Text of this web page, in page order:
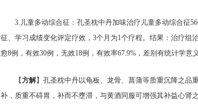
3.儿童多动综合征：孔圣枕中丹加味治疗儿童多动综合征
征、学习成绩变化评定疗效，3个月为1个疗程。结果：治疗组
愈8例，有效30例，无效18例，有效率67.9%，差别有统计学意
【方解】孔圣枕中丹以龟板、龙骨、菖蒲等质重沉降之品
补，质重不碍胃，补而不壅滞，与黄酒同服可增强其补益心肾